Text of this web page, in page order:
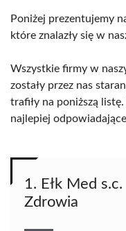
Poniżej prezentujemy
które znalazły się w
Wszystkie firmy w
zostały przez nas
trafiły na poniższą
najlepiej
1. Ełk Med
Zdrowia